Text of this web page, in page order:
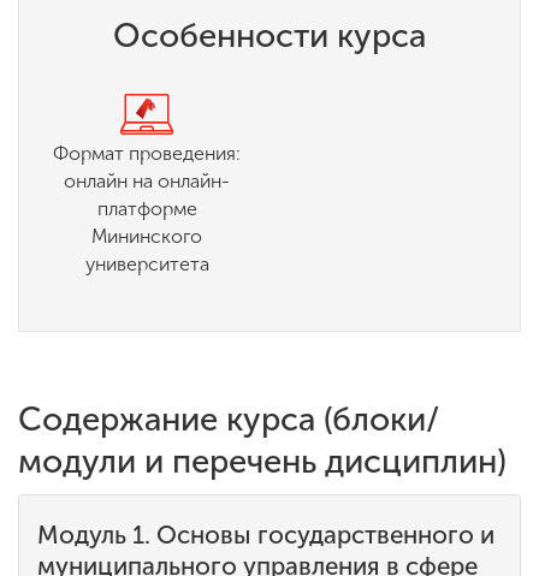
Особенности курса
Формат проведения:
онлайн на онлайн-
платформе
Мининского
университета
Содержание курса (блоки/
модули и перечень дисциплин)
Модуль 1. Основы государственного и
муниципального управления в сфере